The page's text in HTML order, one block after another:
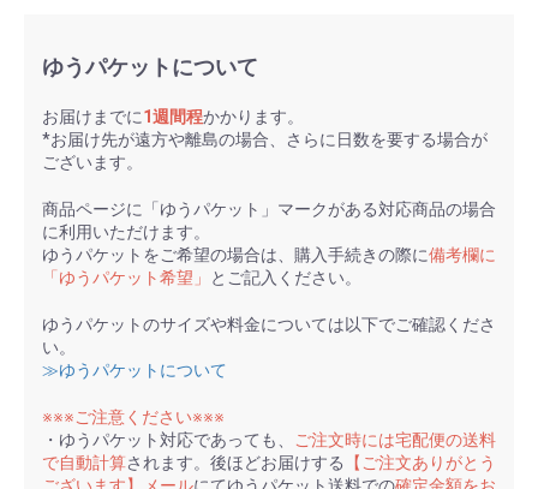
ゆうパケットについて
お届けまでに1週間程かかります。
*お届け先が遠方や離島の場合、さらに日数を要する場合が
ございます。
商品ページに「ゆうパケット」マークがある対応商品の場合
に利用いただけます。
ゆうパケットをご希望の場合は、購入手続きの際に備考欄に
「ゆうパケット希望」
とご記入ください。
ゆうパケットのサイズや料金については以下でご確認くださ
い。
≫ゆうパケットについて
※※※ご注意ください※※※
・ゆうパケット対応であっても、
ご注文時には宅配便の送料
で自動計算されます。後ほどお届けする
【ご注文ありがとう
ございます】メールにてゆうパケット送料での確定金額をお